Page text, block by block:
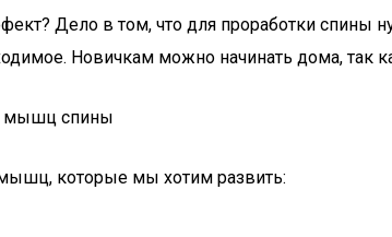
Дело в том, что для проработки спины
Новичкам можно начинать дома, так
мышц спины
которые мы хотим развить: